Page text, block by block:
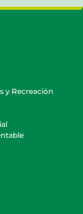
y Recreación